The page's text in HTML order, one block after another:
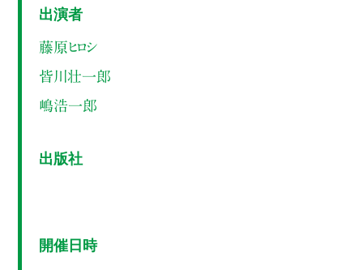
出演者
藤原ヒロシ
皆川壮一郎
嶋浩一郎
出版社
開催日時